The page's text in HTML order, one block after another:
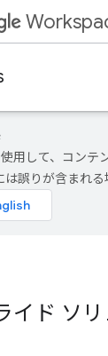
用して、コンテ
誤りが含まれる
イド ソ